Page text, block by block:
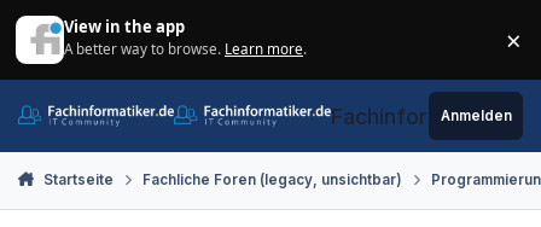
View in the app
A better way to browse. Learn more. ×
Fachinformatiker.de
Anmelden
Startseite Fachliche Foren (legacy, unsichtbar)